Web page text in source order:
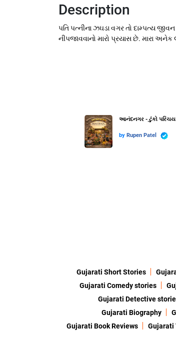
Description
પતિ પત્નીના ઝઘડા વગર તો દામ્પત્ય
નીપજાવવાનો મારો પ્રયાસ છે. મારા
આનંદનગર - ટુંકો પરિચય
by Rupen Patel
Gujarati Short Stories
Gujarati Comedy stories
Gujarati Detective
Gujarati Biography
Gujarati Book Reviews
Gujarati